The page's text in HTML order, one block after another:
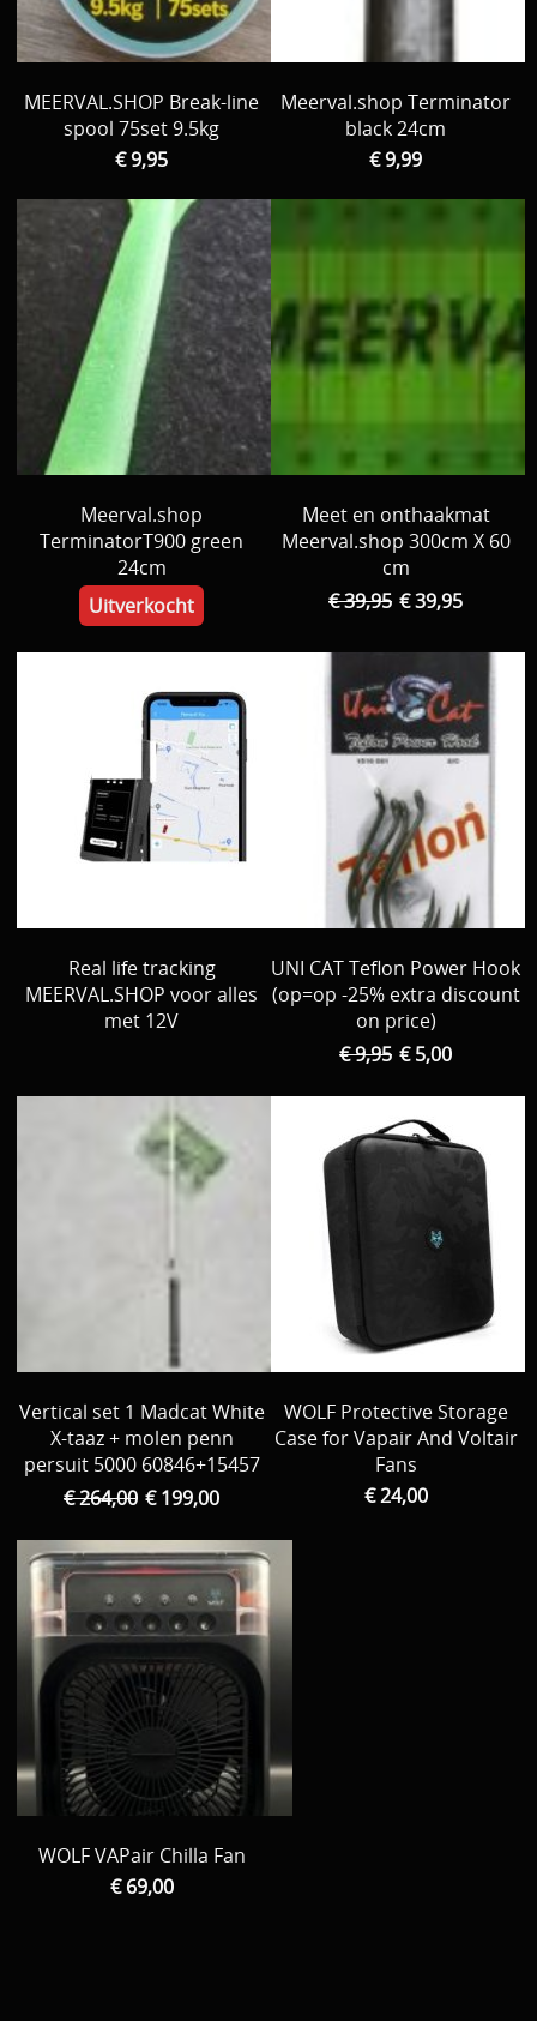
MEERVAL.SHOP Break-line
spool 75set 9.5kg
€ 9,95
Meerval.shop Terminator
black 24cm
€ 9,99
Meerval.shop
TerminatorT900 green
24cm
Uitverkocht
Meet en onthaakmat
Meerval.shop 300cm X 60
cm
€ 39,95 € 39,95
Real life tracking
MEERVAL.SHOP voor alles
met 12V
UNI CAT Teflon Power Hook
(op=op -25% extra discount
on price)
€ 9,95 € 5,00
Vertical set 1 Madcat White
X-taaz + molen penn
persuit 5000 60846+15457
€ 264,00 € 199,00
WOLF Protective Storage
Case for Vapair And Voltair
Fans
€ 24,00
WOLF VAPair Chilla Fan
€ 69,00